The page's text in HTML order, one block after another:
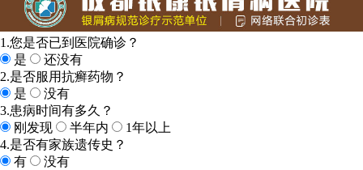
1.您是否已到医院确诊？
是
还没有
2.是否服用抗癣药物？
是
没有
3.患病时间有多久？
刚发现
半年内
1年以上
4.是否有家族遗传史？
有
没有